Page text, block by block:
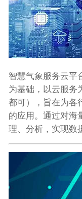
智慧气象服务云平
为基础，以云服务
都可），旨在为各
的应用。通过对海
理、分析，实现